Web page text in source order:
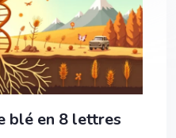
blé en 8 lettres